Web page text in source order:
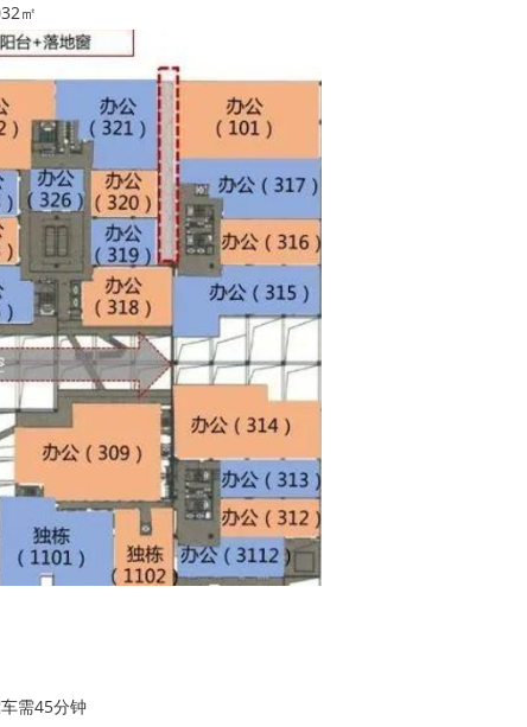
㎡
需45分钟